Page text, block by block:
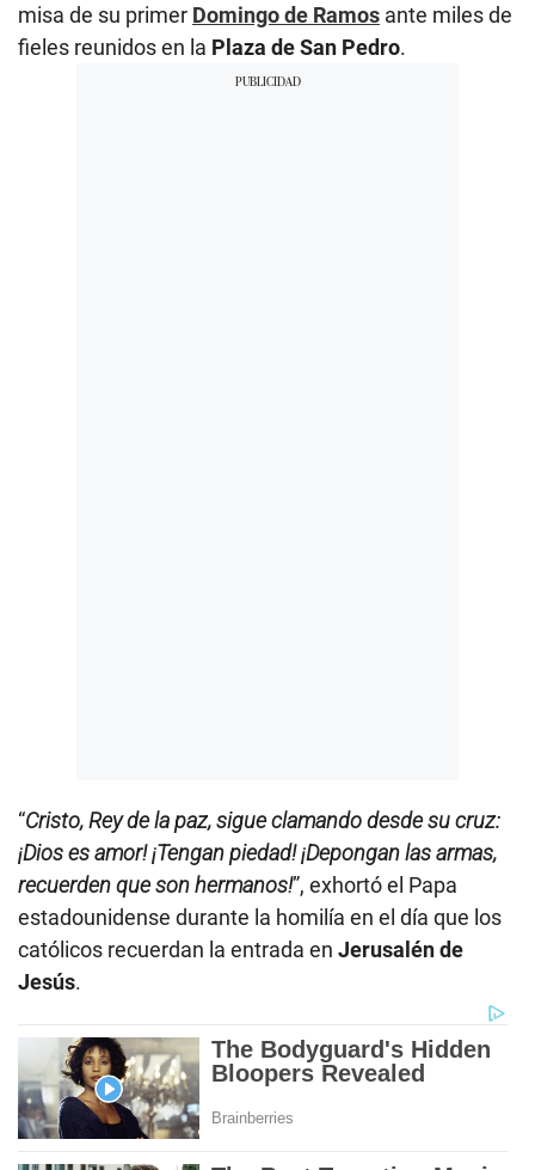
misa de su primer Domingo de Ramos ante miles de
fieles reunidos en la Plaza de San Pedro.
“Cristo, Rey de la paz, sigue clamando desde su cruz:
¡Dios es amor! ¡Tengan piedad! ¡Depongan las armas,
recuerden que son hermanos!”, exhortó el Papa
estadounidense durante la homilía en el día que los
católicos recuerdan la entrada en Jerusalén de
Jesús.